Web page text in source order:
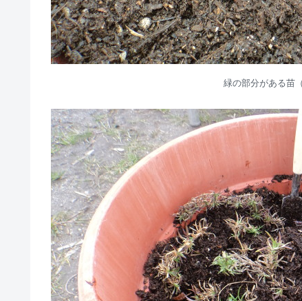
緑の部分がある苗